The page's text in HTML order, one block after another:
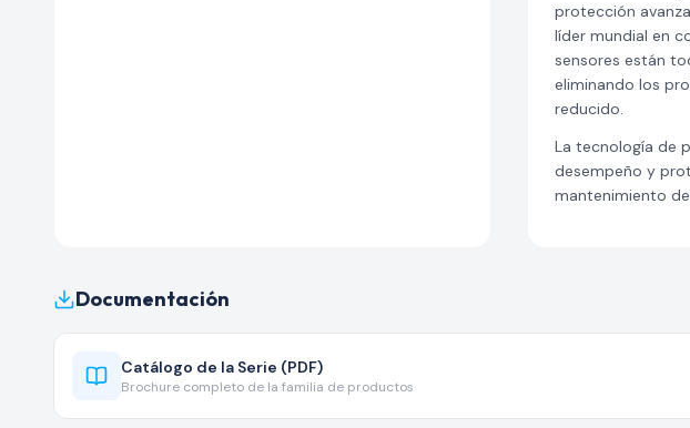
protección
líder mundial en
sensores están
eliminando los
reducido.
La tecnología de
desempeño y
mantenimiento
Documentación
Catálogo de la Serie (PDF)
Brochure completo de la familia de productos